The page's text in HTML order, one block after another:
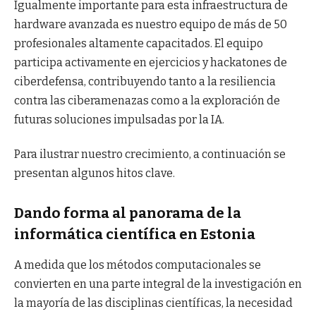
Igualmente importante para esta infraestructura de
hardware avanzada es nuestro equipo de más de 50
profesionales altamente capacitados. El equipo
participa activamente en ejercicios y hackatones de
ciberdefensa, contribuyendo tanto a la resiliencia
contra las ciberamenazas como a la exploración de
futuras soluciones impulsadas por la IA.
Para ilustrar nuestro crecimiento, a continuación se
presentan algunos hitos clave.
Dando forma al panorama de la
informática científica en Estonia
A medida que los métodos computacionales se
convierten en una parte integral de la investigación en
la mayoría de las disciplinas científicas, la necesidad